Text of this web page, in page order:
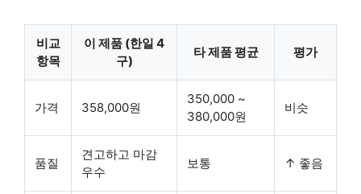
비교
항목
이 제품 (한일 4
구)
타 제품 평균 평가
가격 358,000원
350,000 ~
380,000원
비슷
품질
견고하고 마감
우수
보통 ↑ 좋음